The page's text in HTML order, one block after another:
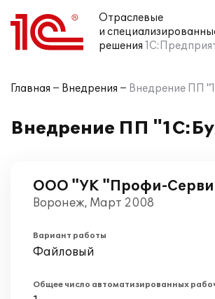
Отраслевые
и
решения
Главная Внедрения Внедрение ПП
Внедрение ПП
ООО "УК "Профи-
Воронеж, Март 2008
Вариант работы
Файловый
Общее число автоматизированных